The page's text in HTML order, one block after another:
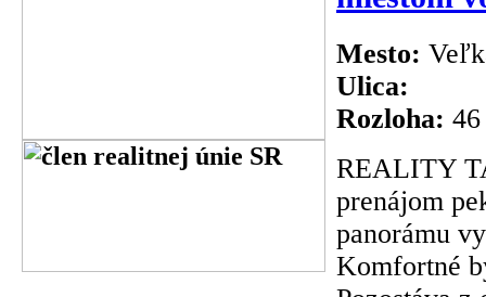
Mesto:
Ulica:
Rozloha:
REALITY
prenájom
panorámu
Komfortné